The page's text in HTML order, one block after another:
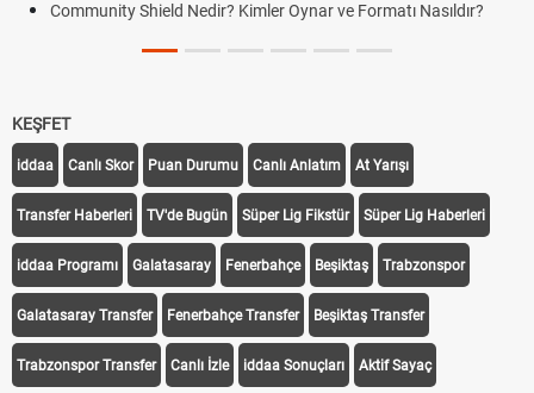
Community Shield Nedir? Kimler Oynar ve Formatı Nasıldır?
KEŞFET
iddaa Canlı Skor Puan Durumu Canlı Anlatım At Yarışı
Transfer Haberleri TV'de Bugün Süper Lig Fikstür Süper Lig Haberleri
iddaa Programı Galatasaray Fenerbahçe Beşiktaş Trabzonspor
Galatasaray Transfer Fenerbahçe Transfer Beşiktaş Transfer
Trabzonspor Transfer Canlı İzle iddaa Sonuçları Aktif Sayaç